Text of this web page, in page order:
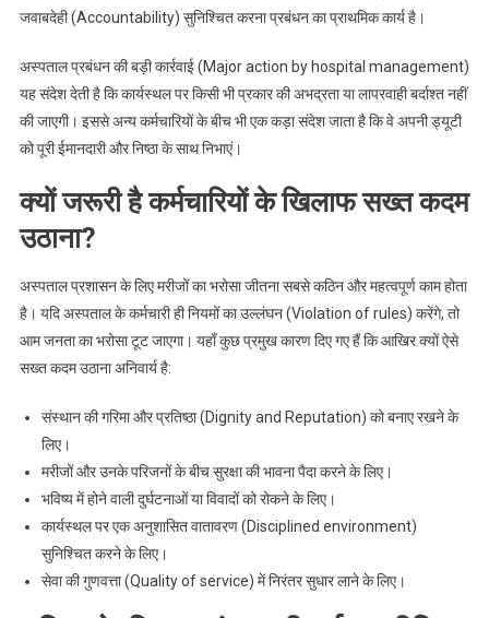
जवाबदेही (Accountability) सुनिश्चित करना प्रबंधन का प्राथमिक कार्य है।
अस्पताल प्रबंधन की बड़ी कार्रवाई (Major action by hospital management)
यह संदेश देती है कि कार्यस्थल पर किसी भी प्रकार की अभद्रता या लापरवाही बर्दाश्त नहीं
की जाएगी। इससे अन्य कर्मचारियों के बीच भी एक कड़ा संदेश जाता है कि वे अपनी ड्यूटी
को पूरी ईमानदारी और निष्ठा के साथ निभाएं।
क्यों जरूरी है कर्मचारियों के खिलाफ सख्त कदम
उठाना?
अस्पताल प्रशासन के लिए मरीजों का भरोसा जीतना सबसे कठिन और महत्वपूर्ण काम होता
है। यदि अस्पताल के कर्मचारी ही नियमों का उल्लंघन (Violation of rules) करेंगे, तो
आम जनता का भरोसा टूट जाएगा। यहाँ कुछ प्रमुख कारण दिए गए हैं कि आखिर क्यों ऐसे
सख्त कदम उठाना अनिवार्य है:
संस्थान की गरिमा और प्रतिष्ठा (Dignity and Reputation) को बनाए रखने के
लिए।
मरीजों और उनके परिजनों के बीच सुरक्षा की भावना पैदा करने के लिए।
भविष्य में होने वाली दुर्घटनाओं या विवादों को रोकने के लिए।
कार्यस्थल पर एक अनुशासित वातावरण (Disciplined environment)
सुनिश्चित करने के लिए।
सेवा की गुणवत्ता (Quality of service) में निरंतर सुधार लाने के लिए।